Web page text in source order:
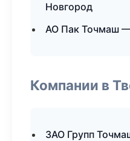
Новгород
АО Пак Точмаш
Компании в
ЗАО Групп